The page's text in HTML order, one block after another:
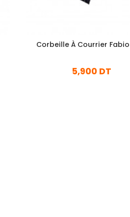
Corbeille À Courrier
5,900 DT